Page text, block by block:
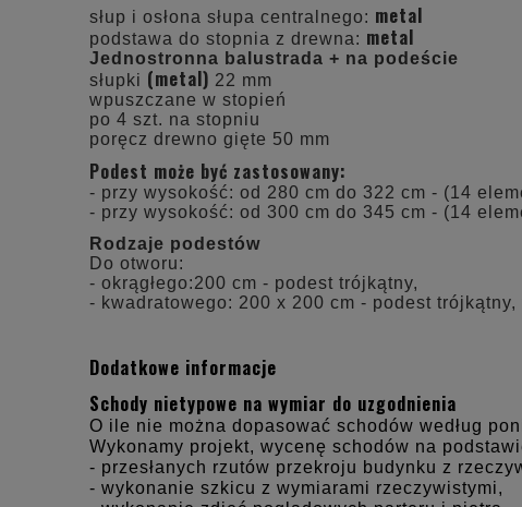
słup i osłona słupa centralnego: metal
podstawa do stopnia z drewna: metal
Jednostronna balustrada + na podeście
słupki (metal) 22 mm
wpuszczane w stopień
po 4 szt. na stopniu
poręcz drewno gięte 50 mm
Podest może być zastosowany:
- przy wysokość: od 280 cm do 322 cm - (14
- przy wysokość: od 300 cm do 345 cm - (14
Rodzaje podestów
Do otworu:
- okrągłego:200 cm - podest trójkątny,
- kwadratowego: 200 x 200 cm - podest trójkątny,
Dodatkowe informacje
Schody nietypowe na wymiar do uzgodnienia
O ile nie można dopasować schodów według
Wykonamy projekt, wycenę schodów na
- przesłanych rzutów przekroju budynku z
- wykonanie szkicu z wymiarami rzeczywistymi,